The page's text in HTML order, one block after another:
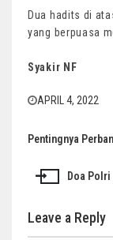
Dua hadits di
yang berpuasa
Syakir NF
APRIL 4, 2022
Post
navigation
Pentingnya
Doa Polri
Leave a Reply